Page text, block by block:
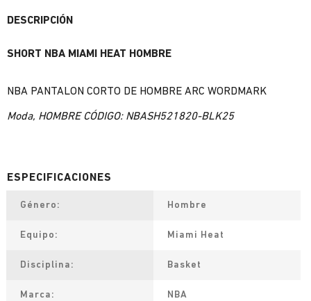
DESCRIPCIÓN
SHORT NBA MIAMI HEAT HOMBRE
NBA PANTALON CORTO DE HOMBRE ARC WORDMARK
Moda, HOMBRE CÓDIGO: NBASH521820-BLK25
Género Hombre
Equipo Miami Heat
Disciplina Basket
Marca NBA